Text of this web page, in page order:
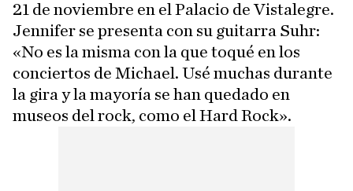
21 de noviembre en el Palacio de Vistalegre.
Jennifer se presenta con su guitarra Suhr:
«No es la misma con la que toqué en los
conciertos de Michael. Usé muchas durante
la gira y la mayoría se han quedado en
museos del rock, como el Hard Rock».